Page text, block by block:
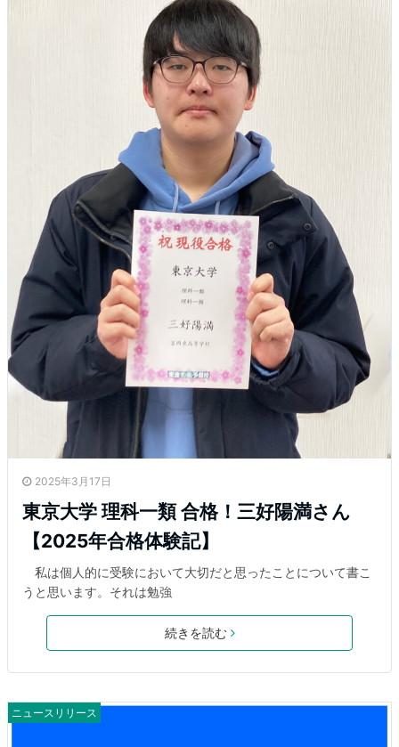
2025年3月17日
東京大学 理科一類 合格！三好陽満さん
【2025年合格体験記】
私は個人的に受験において大切だと思ったことについて書こ
うと思います。それは勉強
続きを読む
ニュースリリース